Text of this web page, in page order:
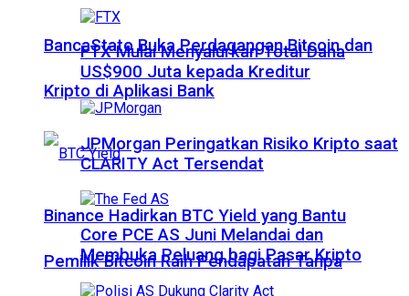
BancaStato Buka Perdagangan Bitcoin dan
Kripto di Aplikasi Bank
Binance Hadirkan BTC Yield yang Bantu
Pemilik Bitcoin Raih Pendapatan Tanpa
FTX Mulai Menyalurkan Total Dana
US$900 Juta kepada Kreditur
JPMorgan Peringatkan Risiko Kripto saat
CLARITY Act Tersendat
Core PCE AS Juni Melandai dan
Membuka Peluang bagi Pasar Kripto